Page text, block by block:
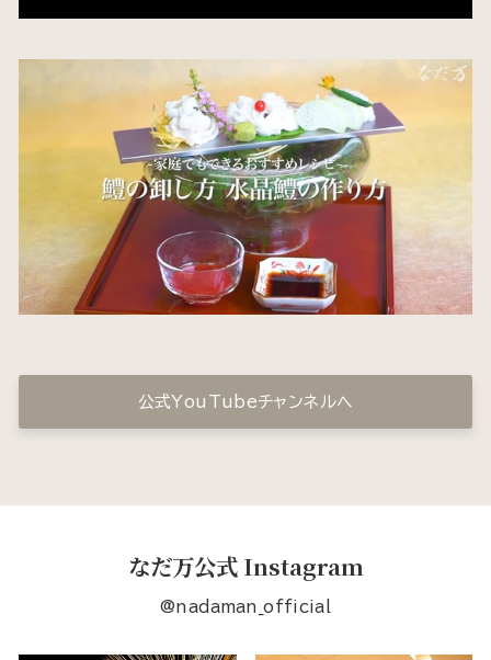
公式YouTubeチャンネルへ
なだ万公式 Instagram
@nadaman_official